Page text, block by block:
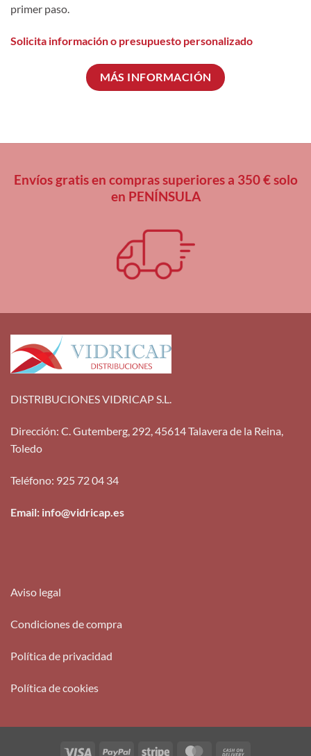
primer paso.
Solicita información o presupuesto personalizado
MÁS INFORMACIÓN
Envíos gratis en compras superiores a 350 € solo
en PENÍNSULA
DISTRIBUCIONES VIDRICAP S.L.
Dirección: C. Gutemberg, 292, 45614 Talavera de la Reina,
Toledo
Teléfono: 925 72 04 34
Email: info@vidricap.es
Aviso legal
Condiciones de compra
Política de privacidad
Política de cookies
Visa PayPal Stripe MasterCard